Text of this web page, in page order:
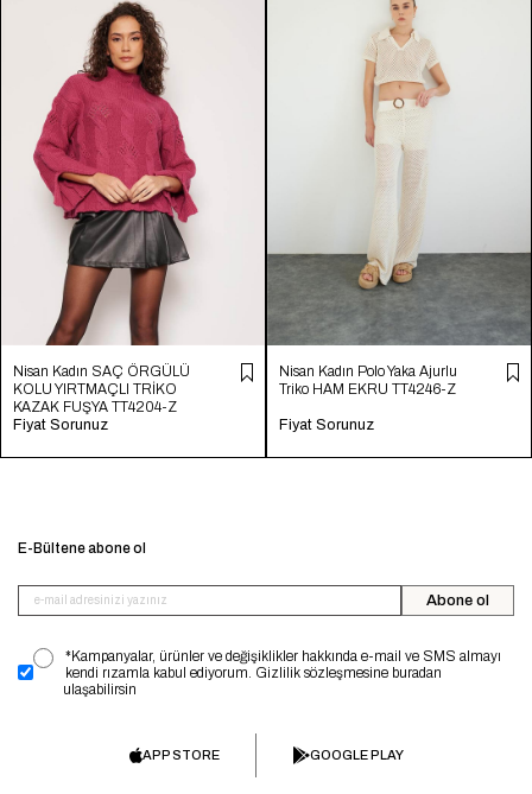
Nisan Kadın SAÇ ÖRGÜLÜ
KOLU YIRTMAÇLI TRİKO
KAZAK FUŞYA TT4204-Z
Fiyat Sorunuz
Nisan Kadın Polo Yaka Ajurlu
Triko HAM EKRU TT4246-Z
Fiyat Sorunuz
E-Bültene abone ol
Abone ol
*Kampanyalar, ürünler ve değişiklikler hakkında e-mail ve SMS almayı
kendi rızamla kabul ediyorum. Gizlilik sözleşmesine buradan
ulaşabilirsin
APP STORE GOOGLE PLAY